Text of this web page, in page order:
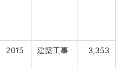
2015 建築工事 3,353